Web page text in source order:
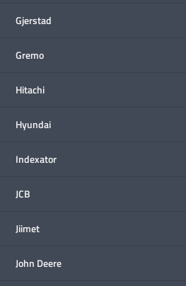
Gjerstad
Gremo
Hitachi
Hyundai
Indexator
JCB
Jiimet
John Deere